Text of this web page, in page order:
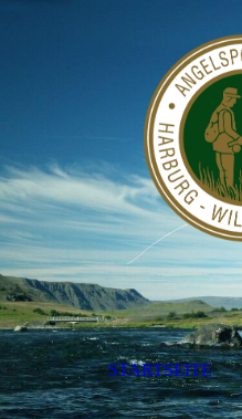
STARTSEITE